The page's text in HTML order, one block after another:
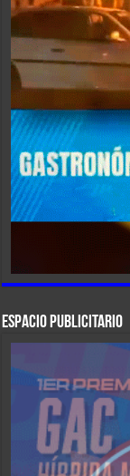
ESPACIO PUBLICITARIO